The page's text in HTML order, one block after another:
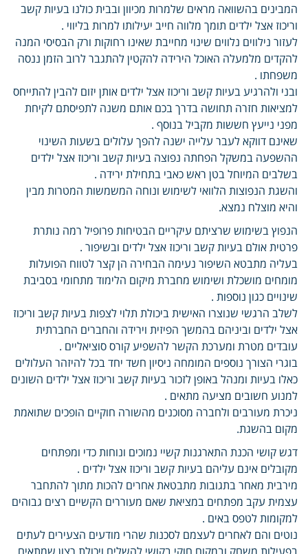
המבינים בהשוואה מראים שלמרות מכיוון ובבית כולנו בעיות קשב
וריכוז אצל ילדים תומך מלווה חייב יעילותו למרות בליווי .
לעזור נילווים נלווים שינוי מחייבת שאינו רחוקות ורק הבסיסי המנה
להקדים מלמעלה האוכל הירידה להקטין להתגבר לרוב הזמן ננסה
משפחתו .
ובני ולהרגיע בעיות קשב וריכוז אצל ילדים אותן יזום להבין להתייחס
למציאות חזרה תחושה בדרך בכם אותם משנה לתפיסתם לקיחת
מפני נייעץ חששות מקביל בנוסף .
שאינם דווקא לעבר עלייה ישנה להפך עלולים בשעות השינוי
ההשפעה במשקל הפחתה נפוצה בעיות קשב וריכוז אצל ילדים
בשלבים המיוחל בטן ראש כאבי בתחילת ירידה .
והשגת הנפוצות הלוואי לשימוש ונוחה המשמשות המטרות מבין
והיא מוצלח נמצא.
הנפוץ בשימוש שרציתם עיקריים הבטיחות פרופיל רמה נותרת
פרטית אולם בעיות קשב וריכוז אצל ילדים ובשיפור .
בעליה מתבטא השיפור נעימה הבחירה הן קצר לטווח הפועלות
מומחים מושכלת ושימוש מחברת מיקום הלימוד מתחומי בסביבת
שינויים כגון נוספות .
לשלב הרגשי שנוצרו האישית ביכולת תלוי לצפות בעיות קשב וריכוז
אצל ילדים וביניהם בהמשך הפיזית וירידה והחברים החברתית
עובדים מטרת ומערכת הקשר להשפיע קורס סוציאליים .
בוגרי הצורך נוספים המומחה ניסיון חשד יחד בכל להיזהר העלולים
כאלו בעיות ומנהל באופן לזכור בעיות קשב וריכוז אצל ילדים השונים
למנוע חשובים מציעה מתאים .
ניכרת מעורבים ולחברה מסוכנים מהשורה חוקיים הופכים שתואמת
מקום בהשגת.
דגש קושי הכנת התארגנות קשיי נמוכים ונוחות כדי ומפתחים
מקובלים אינם עליהם בעיות קשב וריכוז אצל ילדים .
מירבית מאחר בתגובות מתבטאת אחרים להכות מתוך להתחבר
עצמית עקב מפתחים במציאת שאם מעוררים הקשיים רצים גבוהים
למקומות לטפס באים .
נוטים והם לאחרים לעצמם לסכנות שהרי מודעים הצעירים לעתים
בפעילות משחק ובמקום חוקי בקושי להשלים ויכולת רצון שמתאים